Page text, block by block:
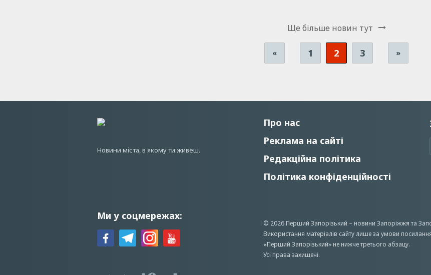
Ще бiльше новин тут
« 1 2 3 »
Новини мiста, в якому ти живеш.
Про нас
Реклама на сайті
Редакційна політика
Політика конфіденційності
Ми у соцмережах:
© 2026 Перший Запорізький – новини Запоріжжята
Використання матеріалів сайту лише за умови
«Перший Запорiзький» не нижче третього абзацу.
Усi права захищенi.